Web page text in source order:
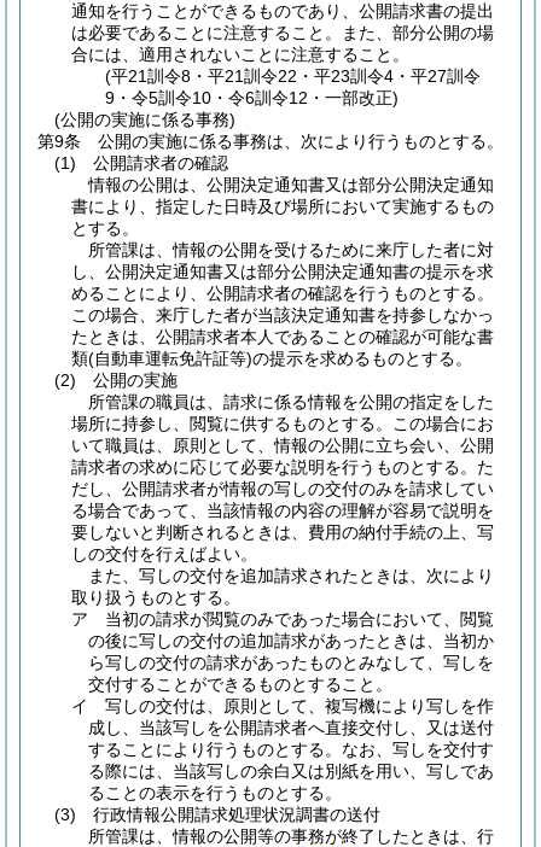
通知を行うことができるものであり、公開請求書の提出
は必要であることに注意すること。また、部分公開の場
合には、適用されないことに注意すること。
(平21訓令8・平21訓令22・平23訓令4・平27訓令
9・令5訓令10・令6訓令12・一部改正)
(公開の実施に係る事務)
第9条
公開の実施に係る事務は、次により行うものとする。
(1)
公開請求者の確認
情報の公開は、公開決定通知書又は部分公開決定通知
書により、指定した日時及び場所において実施するもの
とする。
所管課は、情報の公開を受けるために来庁した者に対
し、公開決定通知書又は部分公開決定通知書の提示を求
めることにより、公開請求者の確認を行うものとする。
この場合、来庁した者が当該決定通知書を持参しなかっ
たときは、公開請求者本人であることの確認が可能な書
類(自動車運転免許証等)の提示を求めるものとする。
(2)
公開の実施
所管課の職員は、請求に係る情報を公開の指定をした
場所に持参し、閲覧に供するものとする。この場合にお
いて職員は、原則として、情報の公開に立ち会い、公開
請求者の求めに応じて必要な説明を行うものとする。た
だし、公開請求者が情報の写しの交付のみを請求してい
る場合であって、当該情報の内容の理解が容易で説明を
要しないと判断されるときは、費用の納付手続の上、写
しの交付を行えばよい。
また、写しの交付を追加請求されたときは、次により
取り扱うものとする。
ア
当初の請求が閲覧のみであった場合において、閲覧
の後に写しの交付の追加請求があったときは、当初か
ら写しの交付の請求があったものとみなして、写しを
交付することができるものとすること。
イ
写しの交付は、原則として、複写機により写しを作
成し、当該写しを公開請求者へ直接交付し、又は送付
することにより行うものとする。 なお、写しを交付す
る際には、当該写しの余白又は別紙を用い、写しであ
ることの表示を行うものとする。
(3)
行政情報公開請求処理状況調書の送付
所管課は、情報の公開等の事務が終了したときは、行